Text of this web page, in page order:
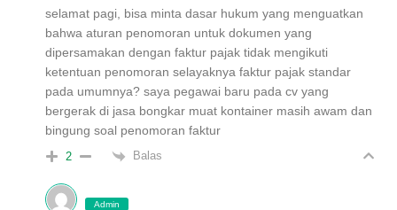
selamat pagi, bisa minta dasar hukum yang menguatkan
bahwa aturan penomoran untuk dokumen yang
dipersamakan dengan faktur pajak tidak mengikuti
ketentuan penomoran selayaknya faktur pajak standar
pada umumnya? saya pegawai baru pada cv yang
bergerak di jasa bongkar muat kontainer masih awam dan
bingung soal penomoran faktur
2 Balas
Admin